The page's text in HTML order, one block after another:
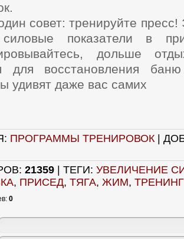
совет: тренируйте пресс!
силовые показатели в
дольше
для восстановления
удивят даже вас самих
: ПРОГРАММЫ ТРЕНИРОВОК|
: 21359 ТЕГИ: УВЕЛИЧЕНИЕ
, ПРИСЕД, ТЯГА, ЖИМ, ТРЕНИНГ
: 0